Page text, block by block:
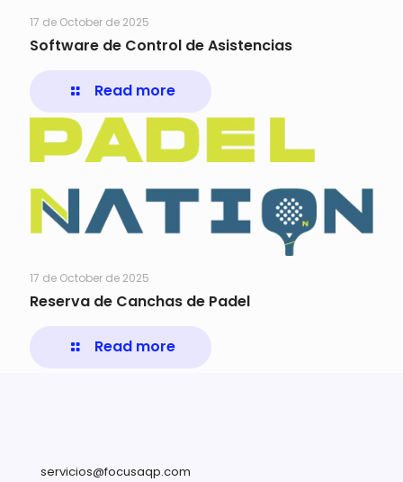
17 de October de 2025
Software de Control de Asistencias
Read more
17 de October de 2025
Reserva de Canchas de Padel
Read more
servicios@focusaqp.com